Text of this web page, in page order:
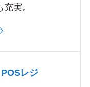
実。
レジ